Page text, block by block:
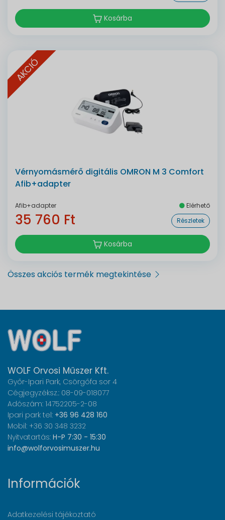
Kosárba
AKCIÓ
Vérnyomásmérő digitális OMRON M 3 Comfort
Afib+adapter
Afib+adapter Elérhető
35 760 Ft Részletek
Kosárba
Összes akciós termék megtekintése
WOLF Orvosi Műszer Kft.
Győr-Ipari Park, Csörgőfa sor 4
Cégjegyzéksz.: 08-09-018077
Adószám: 14752205-2-08
Ipari park tel: +36 96 428 160
Mobil: +36 30 348 3232
Nyitvatartás: H-P 7:30 - 15:30
info@wolforvosimuszer.hu
Információk
Adatkezelési tájékoztató